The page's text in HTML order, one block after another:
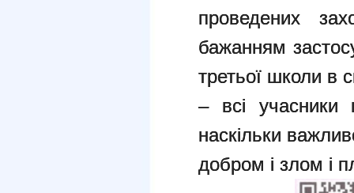
проведених
бажанням
третьої школи в
– всі учасники
наскільки
добром і злом і